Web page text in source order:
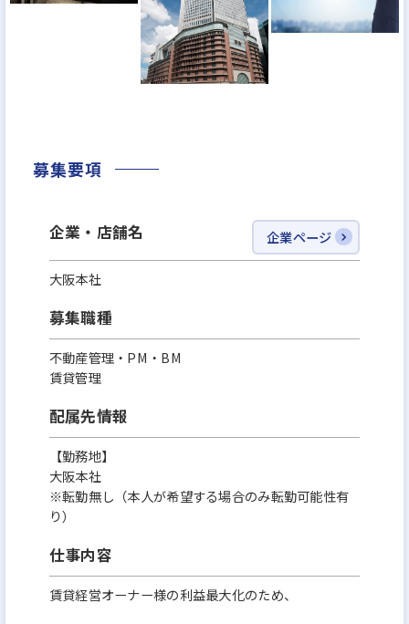
その結果、創業以来増収増益、創業12年(2025年時
点）で売上高360億円。
2029年には1,000億円超を目指しています。
資産運用をより多くの方々に開かれたものとし、こ
＼ホワイト企業認定 最高ランク 『プラチナ』取得！
「家族に入社を勧めたい次世代に残していきたい企
業」を指す、ホワイト企業に2022年から4年連続で認
クを2年連続で取得しました！
認定基準項目のうち、人材育成/働きがい、柔軟な働
き方、健康経営、労働法順守 の4項目では満点を
ビジネスモデル/生産性、リスクマネジメント の2項
透明性の高い経営・社員の働きがい を高い水準で
実現しています！
募集要項
企業・店舗名 企業ページ
大阪本社
募集職種
不動産管理・PM・BM
賃貸管理
配属先情報
【勤務地】
大阪本社
※転勤無し（本人が希望する場合のみ転勤可能性有
り）
仕事内容
賃貸経営オーナー様の利益最大化のため、